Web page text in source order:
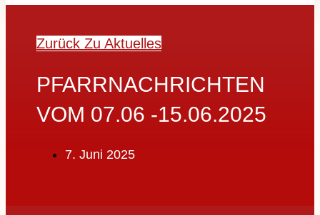
Zurück Zu Aktuelles
PFARRNACHRICHTEN
VOM 07.06 -15.06.2025
7. Juni 2025